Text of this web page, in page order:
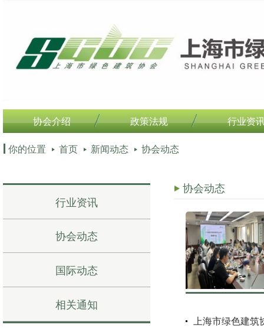
协会介绍 政策法规 行业资
你的位置 首页 新闻动态 协会动态
行业资讯
协会动态
国际动态
相关通知
协会动态
上海市绿色建筑